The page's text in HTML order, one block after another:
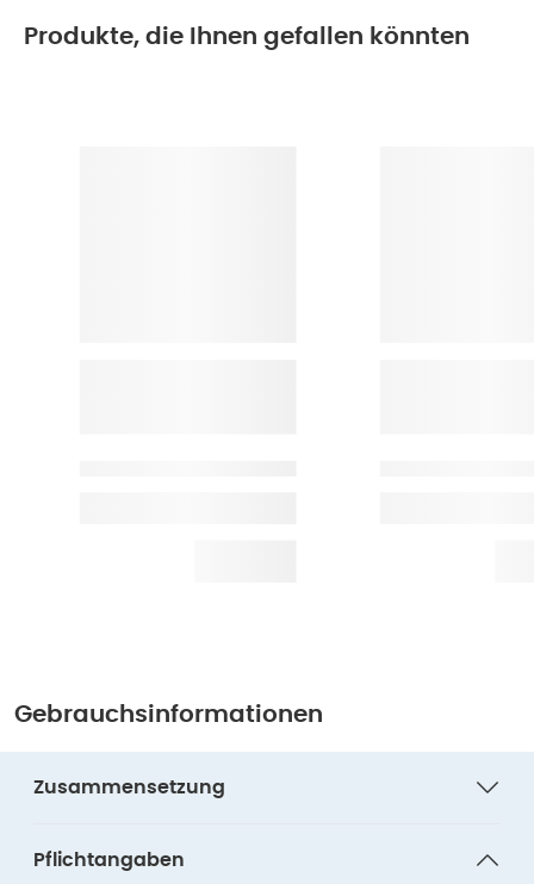
Produkte, die Ihnen gefallen könnten
Gebrauchsinformationen
Zusammensetzung
Pflichtangaben